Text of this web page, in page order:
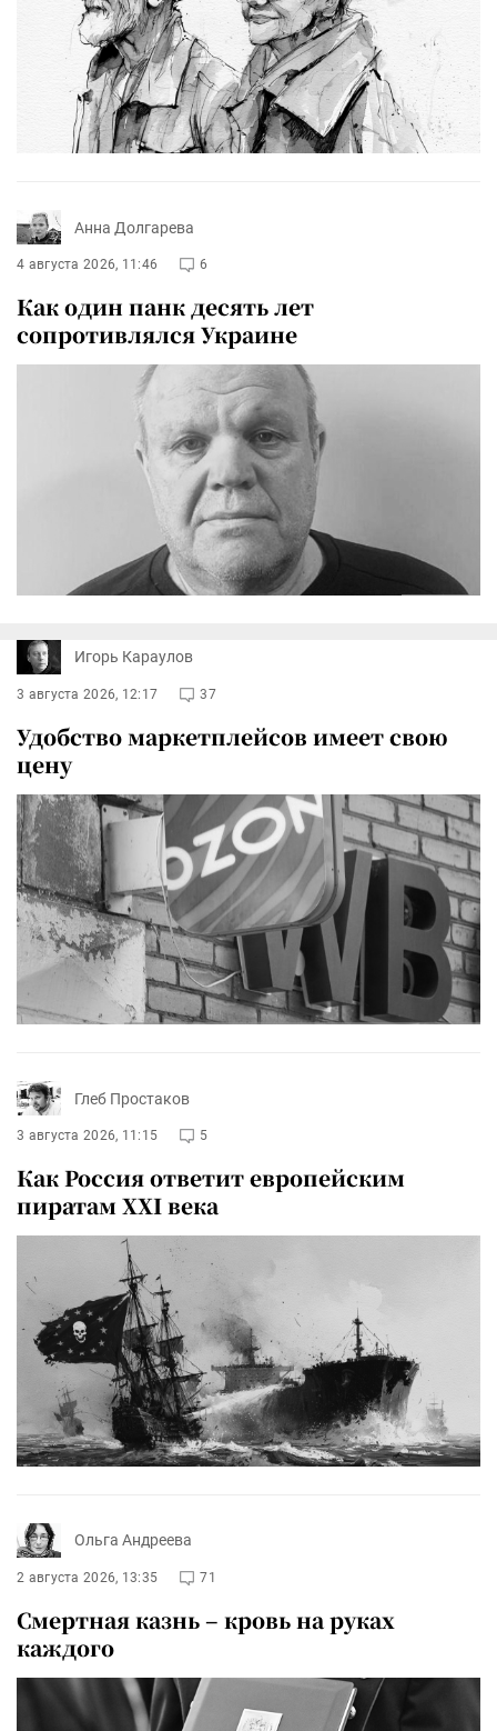
Анна Долгарева
4 августа 2026, 11:46 6
Как один панк десять лет
сопротивлялся Украине
Игорь Караулов
3 августа 2026, 12:17 37
Удобство маркетплейсов имеет свою
цену
Глеб Простаков
3 августа 2026, 11:15 5
Как Россия ответит европейским
пиратам XXI века
Ольга Андреева
2 августа 2026, 13:35 71
Смертная казнь – кровь на руках
каждого